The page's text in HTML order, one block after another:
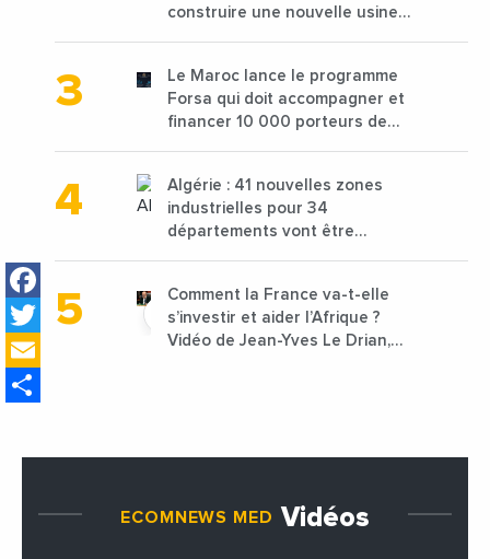
Facebook
Twitter
construire une nouvelle usine
Le Maroc lance le programme
Forsa qui doit accompagner et
financer 10 000 porteurs de
Algérie : 41 nouvelles zones
industrielles pour 34
départements vont être
Comment la France va-t-elle
s’investir et aider l’Afrique ?
Vidéo de Jean-Yves Le Drian,
ECOMNEWS MED Vidéos